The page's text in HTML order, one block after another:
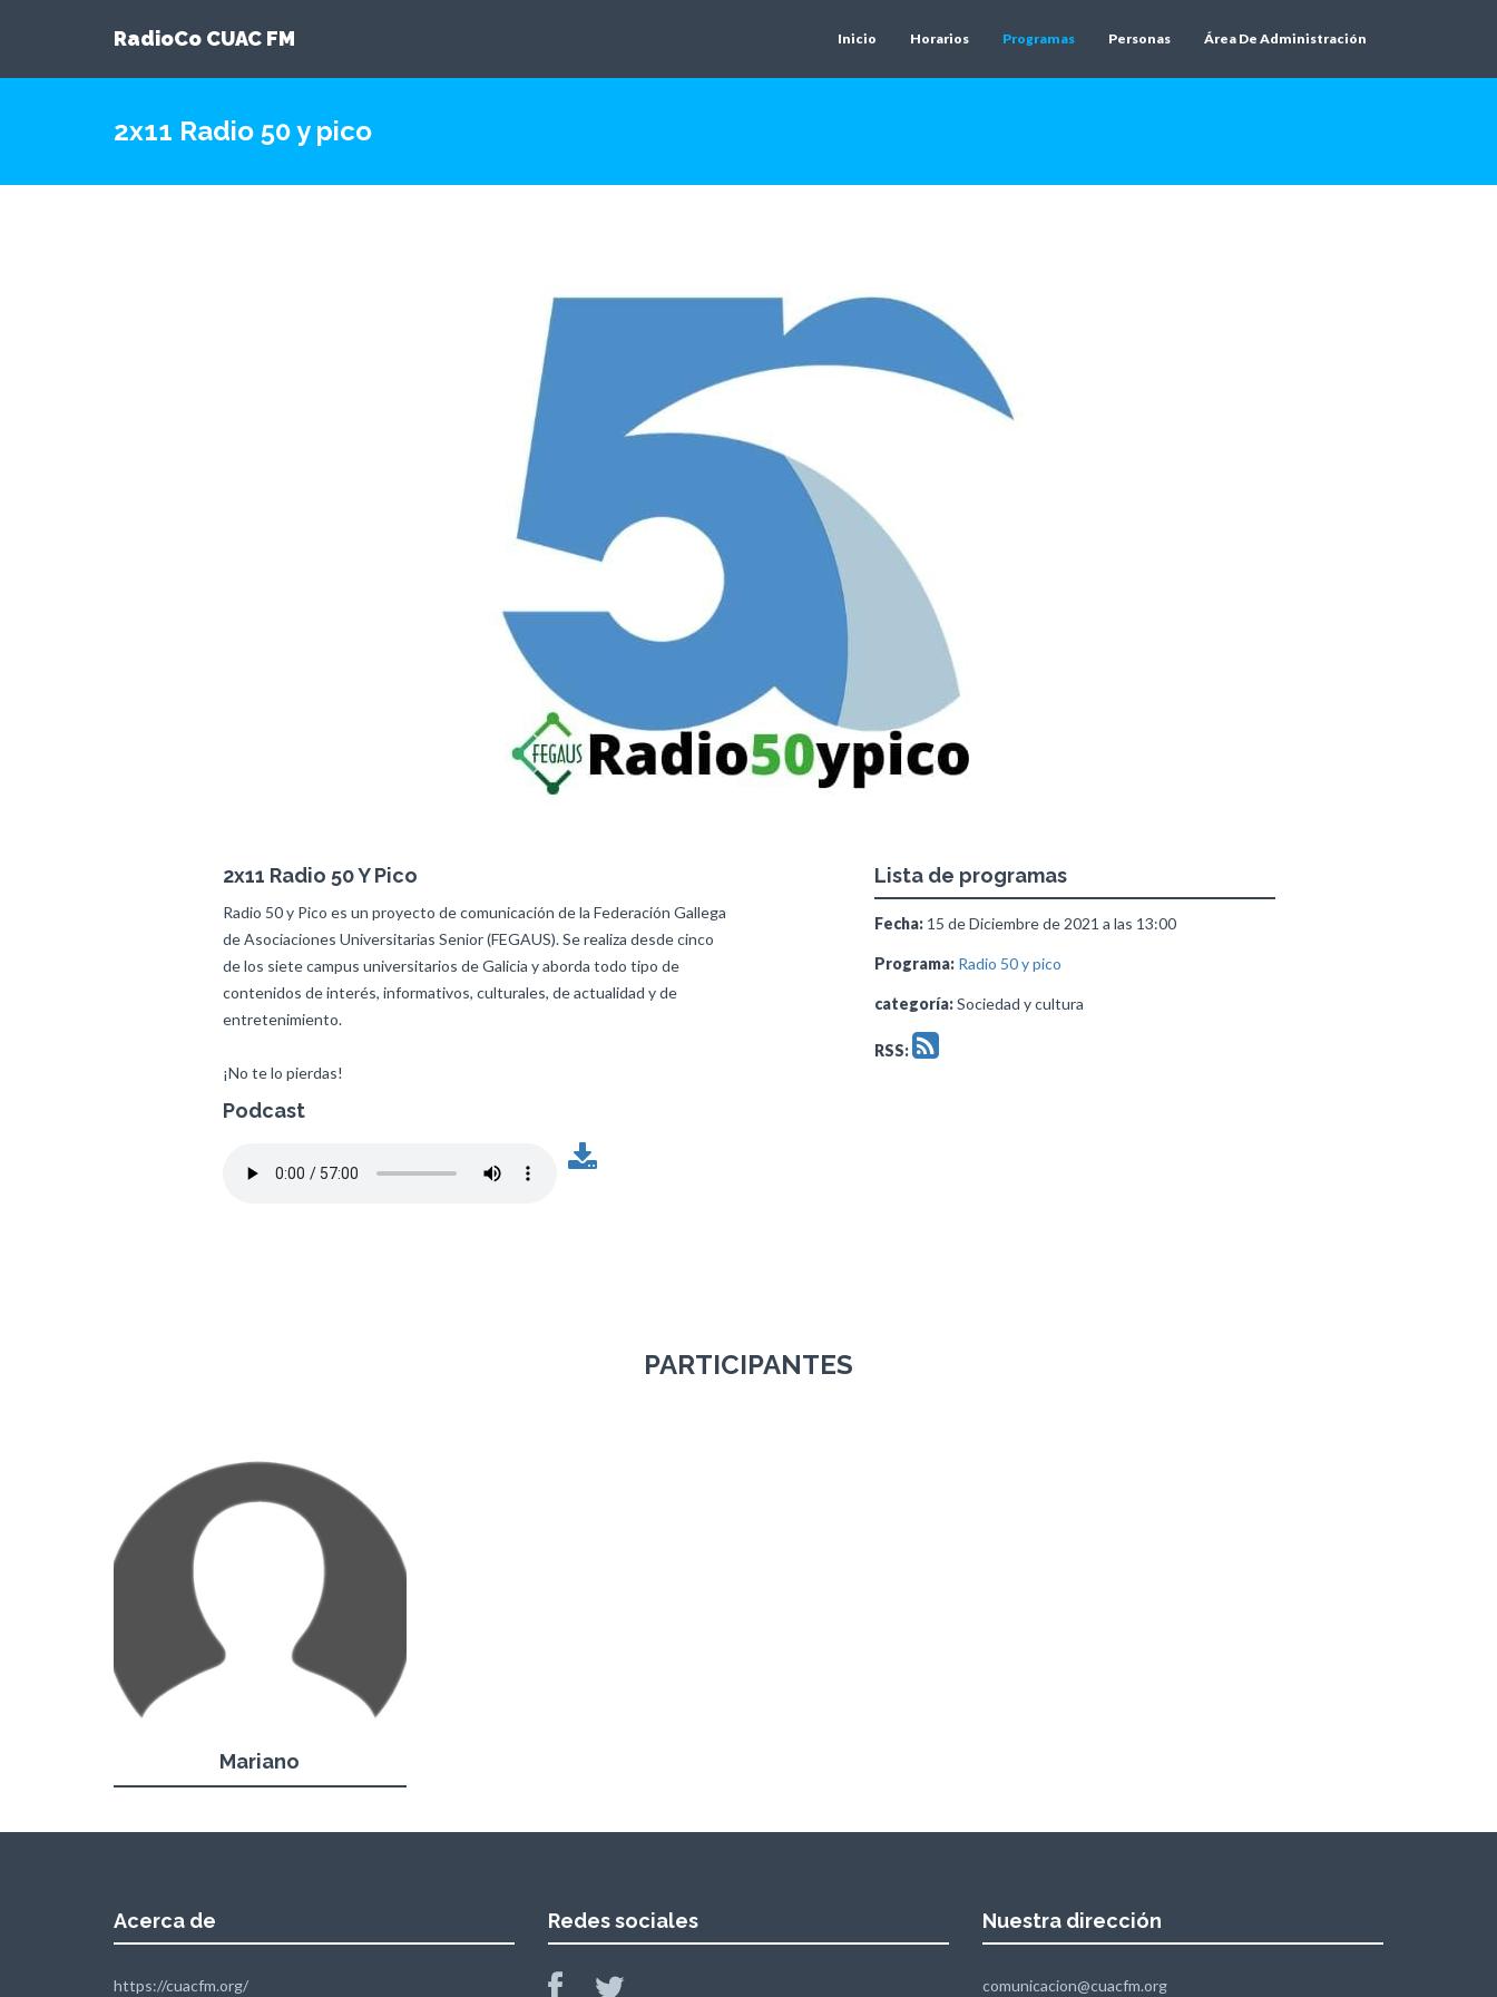
RadioCo CUAC FM Inicio Horarios Programas Personas Área De Administración
2x11 Radio 50 y pico
2x11 Radio 50 Y Pico
Radio 50 y Pico es un proyecto de comunicación de la Federación Gallega
de Asociaciones Universitarias Senior (FEGAUS). Se realiza desde cinco
de los siete campus universitarios de Galicia y aborda todo tipo de
contenidos de interés, informativos, culturales, de actualidad y de
entretenimiento.
¡No te lo pierdas!
Podcast
Lista de programas
Fecha:15 de Diciembre de 2021 a las 13:00
Programa: Radio 50 y pico
categoría:Sociedad y cultura
RSS:
PARTICIPANTES
Mariano
Acerca de
https://cuacfm.org/
Redes sociales Nuestra dirección
comunicacion@cuacfm.org